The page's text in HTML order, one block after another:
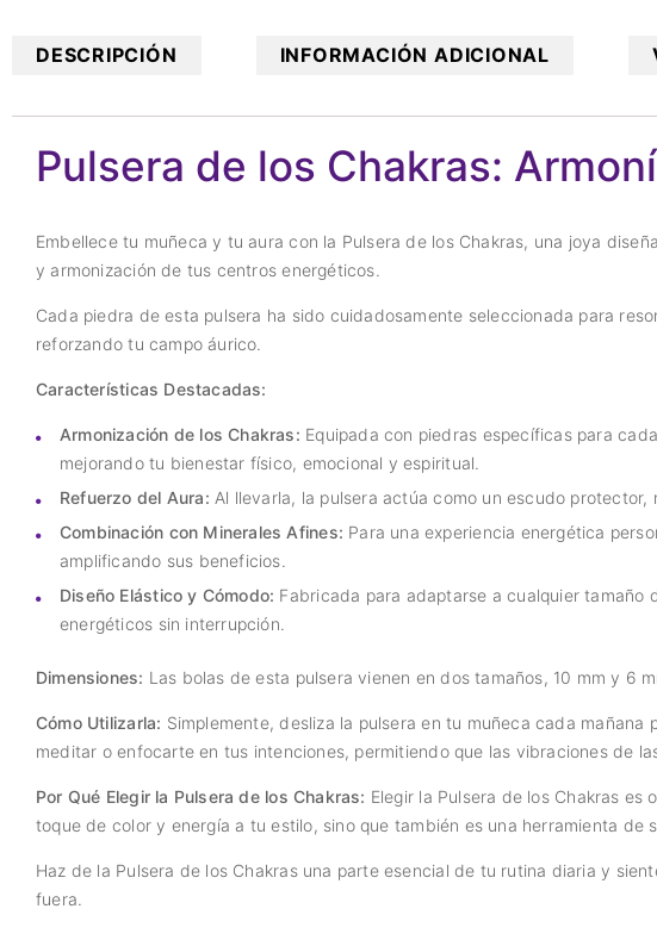
DESCRIPCIÓN INFORMACIÓN ADICIONAL
Pulsera de los Chakras:
Embellece tu muñeca y tu aura con la Pulsera de los Chakras, una joya
y armonización de tus centros energéticos.
Cada piedra de esta pulsera ha sido cuidadosamente seleccionada para
reforzando tu campo áurico.
Características Destacadas:
Armonización de los Chakras: Equipada con piedras específicas para
mejorando tu bienestar físico, emocional y espiritual.
Refuerzo del Aura: Al llevarla, la pulsera actúa como un escudo
Combinación con Minerales Afines: Para una experiencia energética
amplificando sus beneficios.
Diseño Elástico y Cómodo: Fabricada para adaptarse a cualquier
energéticos sin interrupción.
Dimensiones: Las bolas de esta pulsera vienen en dos tamaños, 10 mm y 6
Cómo Utilizarla: Simplemente, desliza la pulsera en tu muñeca cada
meditar o enfocarte en tus intenciones, permitiendo que las vibraciones de
Por Qué Elegir la Pulsera de los Chakras: Elegir la Pulsera de los Chakras
toque de color y energía a tu estilo, sino que también es una herramienta
Haz de la Pulsera de los Chakras una parte esencial de tu rutina diaria y
fuera.